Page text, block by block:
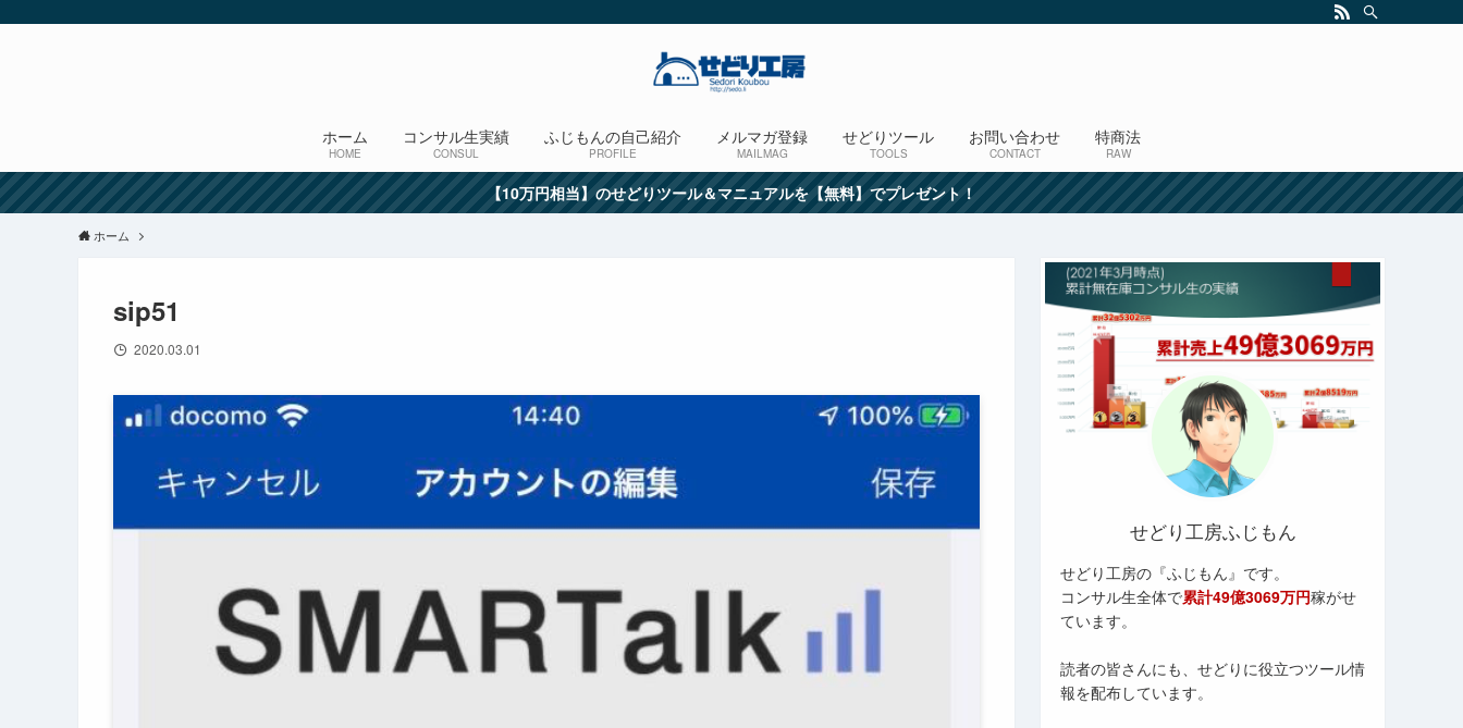
ホーム
HOME
コンサル生実績
CONSUL
ふじもんの自己紹介
PROFILE
メルマガ登録
MAILMAG
せどりツール
TOOLS
お問い合わせ
CONTACT
特商法
RAW
【10万円相当】のせどりツール＆マニュアルを【無料】でプレゼント！
ホーム
sip51
2020.03.01
せどり工房ふじもん
せどり工房の『ふじもん』です。
コンサル生全体で累計49億3069万円稼がせ
ています。
読者の皆さんにも、せどりに役立つツール情
報を配布しています。